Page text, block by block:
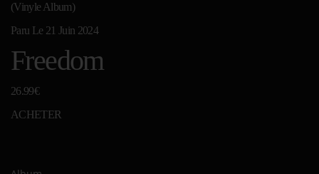
(Vinyle Album)
Paru Le 21 Juin 2024
Freedom
26.99€
ACHETER